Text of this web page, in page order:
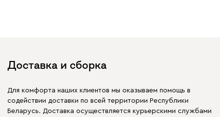
Доставка и сборка
Для комфорта наших клиентов мы оказываем помощь в
содействии доставки по всей территории Республики
Беларусь. Доставка осуществляется курьерскими службами